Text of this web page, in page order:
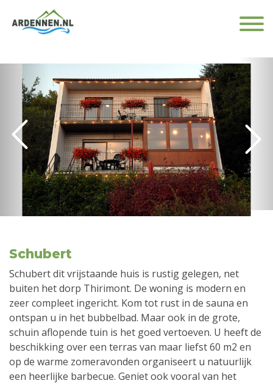
Schubert
Schubert dit vrijstaande huis is rustig gelegen, net
buiten het dorp Thirimont. De woning is modern en
zeer compleet ingericht. Kom tot rust in de sauna en
ontspan u in het bubbelbad. Maar ook in de grote,
schuin aflopende tuin is het goed vertoeven. U heeft de
beschikking over een terras van maar liefst 60 m2 en
op de warme zomeravonden organiseert u natuurlijk
een heerlijke barbecue. Geniet ook vooral van het